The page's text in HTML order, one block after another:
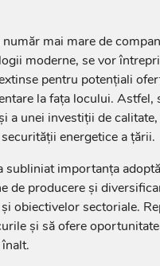
mai mare de
moderne, se vor
pentru potențiali
la fața locului. Astfel,
a unei investiții de
energetice a țării.
subliniat importanța
de producere și
obiectivelor sectoriale.
și să ofere